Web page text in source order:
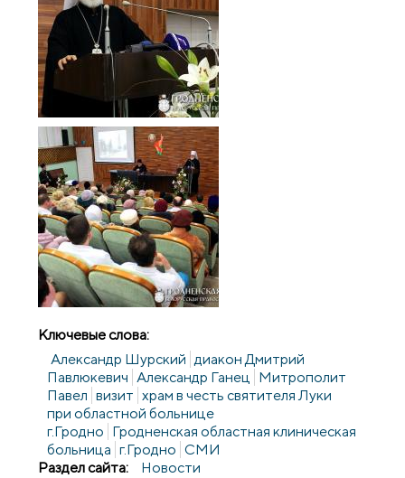
Ключевые слова:
Александр Шурский диакон Дмитрий
Павлюкевич Александр Ганец Митрополит
Павел визит храм в честь святителя Луки
при областной больнице
г.Гродно Гродненская областная клиническая
больница г.Гродно СМИ
Раздел сайта:
Новости